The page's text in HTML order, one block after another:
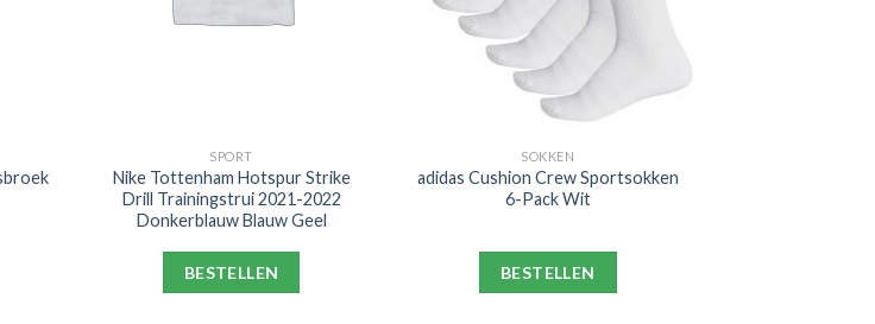
SPORT
Nike Tottenham Hotspur Strike
Drill Trainingstrui 2021-2022
Donkerblauw Blauw Geel
BESTELLEN
SOKKEN
adidas Cushion Crew Sportsokken
6-Pack Wit
BESTELLEN